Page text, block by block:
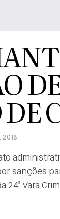
2018
sanções
24ª Vara